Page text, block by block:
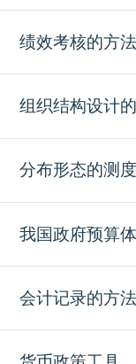
绩效考核的方法
组织结构设计
分布形态的测度
我国政府预算
会计记录的方法